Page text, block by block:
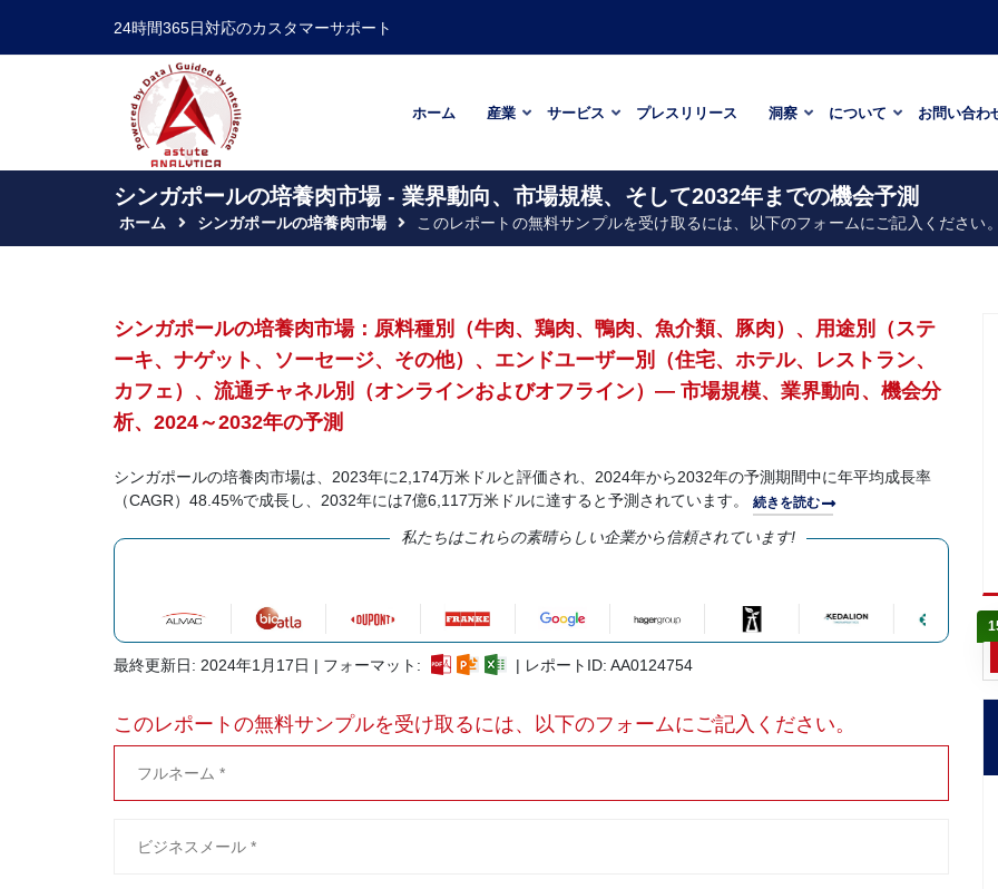
24時間365日対応のカスタマーサポート
ホーム 産業 サービス プレスリリース 洞察 について お問い合わ
シンガポールの培養肉市場 - 業界動向、市場規模、そして2032年までの機会予測
ホーム シンガポールの培養肉市場 このレポートの無料サンプルを受け取るには、以下のフォームにご記入ください
シンガポールの培養肉市場：原料種別（牛肉、鶏肉、鴨肉、魚介類、豚肉）、用途別（ステ
ーキ、ナゲット、ソーセージ、その他）、エンドユーザー別（住宅、ホテル、レストラン、
カフェ）、流通チャネル別（オンラインおよびオフライン）— 市場規模、業界動向、機会分
析、2024～2032年の予測
シンガポールの培養肉市場は、2023年に2,174万米ドルと評価され、2024年から2032年の予測期間中に年平均成長率
（CAGR）48.45%で成長し、2032年には7億6,117万米ドルに達すると予測されています。 続きを読む
私たちはこれらの素晴らしい企業から信頼されています!
最終更新日: 2024年1月17日 | フォーマット: | レポートID: AA0124754
このレポートの無料サンプルを受け取るには、以下のフォームにご記入ください。